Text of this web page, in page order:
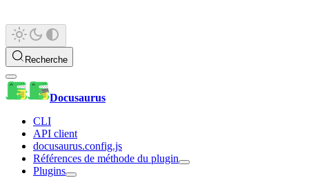
Recherche
Docusaurus
CLI
API client
docusaurus.config.js
Références de méthode du plugin
Plugins